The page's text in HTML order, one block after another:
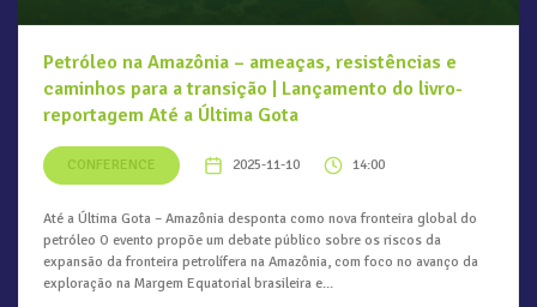
Petróleo na Amazônia – ameaças, resistências e
caminhos para a transição | Lançamento do livro-
reportagem Até a Última Gota
CONFERENCE 2025-11-10 14:00
Até a Última Gota – Amazônia desponta como nova fronteira global do
petróleo O evento propõe um debate público sobre os riscos da
expansão da fronteira petrolífera na Amazônia, com foco no avanço da
exploração na Margem Equatorial brasileira e...